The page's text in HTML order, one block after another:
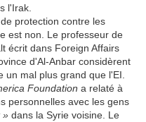
l'Irak.
protection contre les
est non. Le professeur de
écrit dans Foreign Affairs
d'Al-Anbar considèrent
un mal plus grand que l'EI.
Foundation a relaté à
personnelles avec les gens
» dans la Syrie voisine. Le